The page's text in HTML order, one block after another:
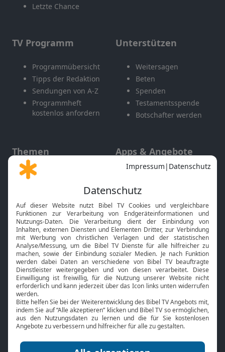
Letzte Chance
TV Programm
Programmübersicht
Tipps der Redaktion
Sendungen von A-Z
Programmheft
kostenlos anfordern
Unterstützen
Weitersagen
Beten
Spenden
Testamentsspende
Botschafter werden
Themen
Gott und Bibel erklärt
Neuigkeiten
Apps & Angebote
Mobile App
Smart TV
HbbTV
Bibelthek Online-Bibel
Nächster Gottesdienst
Bibel TV
Über uns
Jobs
Mediadaten
Service
Kontakt
TV-Empfang